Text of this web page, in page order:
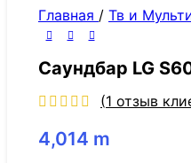
Главная / Тв и
Саундбар LG
(1 отзыв
4,014 m